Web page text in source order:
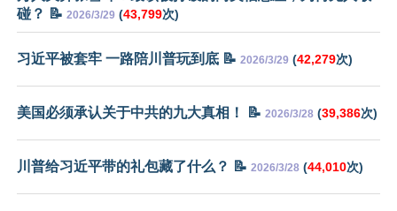
碰？ 📝 2026/3/29 (43,799次)
习近平被套牢 一路陪川普玩到底 📝 2026/3/29 (42,279次)
美国必须承认关于中共的九大真相！ 📝 2026/3/28 (39,386次)
川普给习近平带的礼包藏了什么？ 📝 2026/3/28 (44,010次)